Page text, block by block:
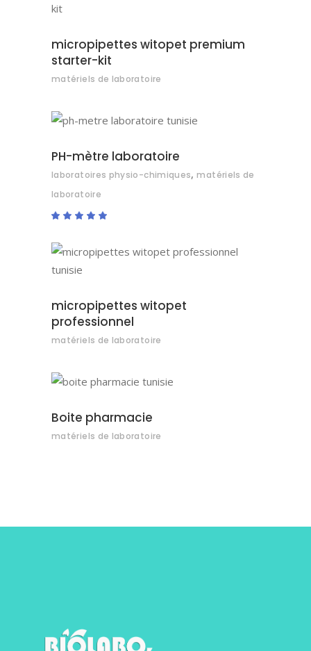
micropipettes witopet premium
starter-kit
matériels de laboratoire
PH-mètre laboratoire
laboratoires physio-chimiques, matériels de
laboratoire
micropipettes witopet
professionnel
matériels de laboratoire
Boite pharmacie
matériels de laboratoire